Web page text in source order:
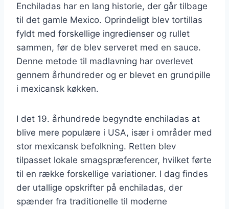
Enchiladas har en lang historie, der går tilbage
til det gamle Mexico. Oprindeligt blev tortillas
fyldt med forskellige ingredienser og rullet
sammen, før de blev serveret med en sauce.
Denne metode til madlavning har overlevet
gennem århundreder og er blevet en grundpille
i mexicansk køkken.
I det 19. århundrede begyndte enchiladas at
blive mere populære i USA, især i områder med
stor mexicansk befolkning. Retten blev
tilpasset lokale smagspræferencer, hvilket førte
til en række forskellige variationer. I dag findes
der utallige opskrifter på enchiladas, der
spænder fra traditionelle til moderne